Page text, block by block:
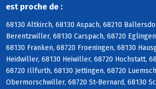
est proche de :
68130 Altkirch, 68130 Aspach, 68210
Berentzwiller, 68130 Carspach, 68720
68130 Franken, 68720 Froeningen, 68130
Heidwiller, 68130 Heiwiller, 68720 Hochstatt,
68720 Illfurth, 68130 Jettingen, 68720
Obermorschwiller, 68720 St-Bernard, 68130